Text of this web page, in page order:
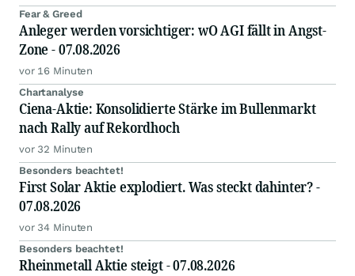
Fear & Greed
Anleger werden vorsichtiger: wO AGI fällt in Angst-
Zone - 07.08.2026
vor 16 Minuten
Chartanalyse
Ciena-Aktie: Konsolidierte Stärke im Bullenmarkt
nach Rally auf Rekordhoch
vor 32 Minuten
Besonders beachtet!
First Solar Aktie explodiert. Was steckt dahinter? -
07.08.2026
vor 34 Minuten
Besonders beachtet!
Rheinmetall Aktie steigt - 07.08.2026